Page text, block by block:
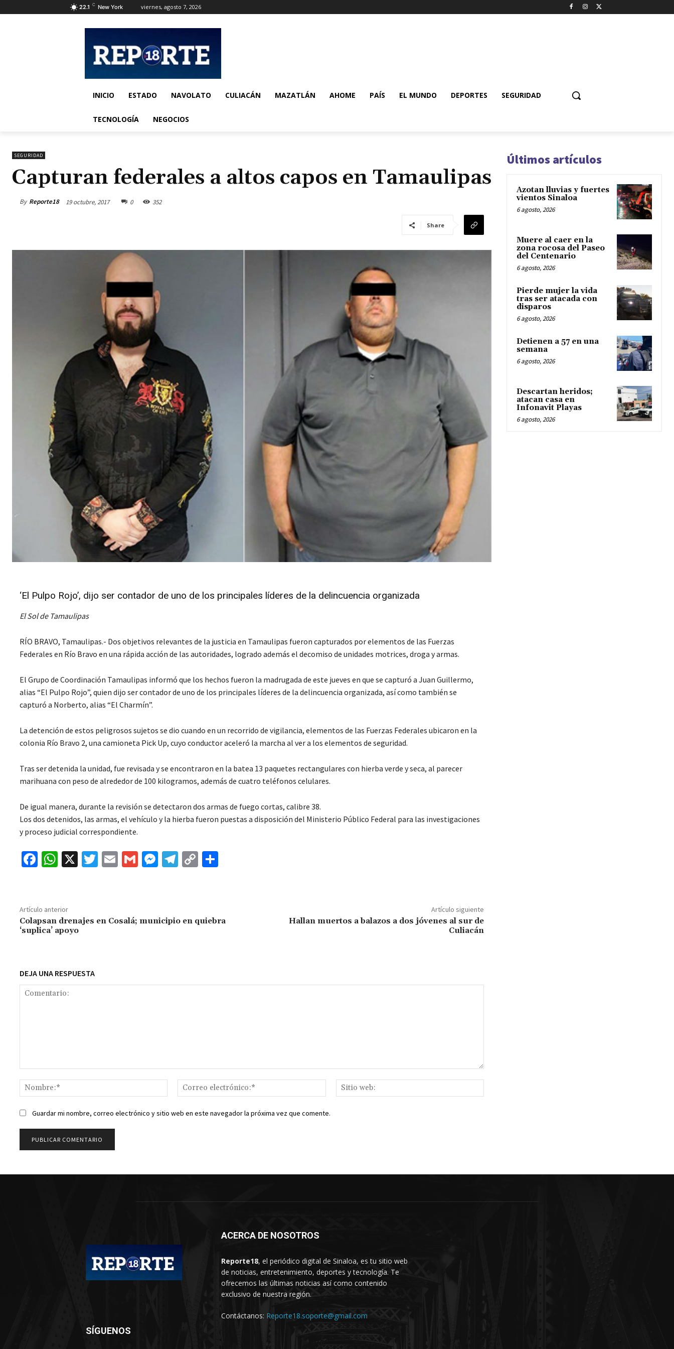
22.1 C New York viernes, agosto 7, 2026
INICIO ESTADO NAVOLATO CULIACÁN MAZATLÁN AHOME PAÍS EL MUNDO DEPORTES SEGURIDAD
TECNOLOGÍA NEGOCIOS
SEGURIDAD
Capturan federales a altos capos en Tamaulipas
By Reporte18 19 octubre, 2017 0 352
Share
‘El Pulpo Rojo’, dijo ser contador de uno de los principales líderes de la delincuencia organizada
El Sol de Tamaulipas
RÍO BRAVO, Tamaulipas.- Dos objetivos relevantes de la justicia en Tamaulipas fueron capturados por elementos de las Fuerzas
Federales en Río Bravo en una rápida acción de las autoridades, logrado además el decomiso de unidades motrices, droga y armas.
El Grupo de Coordinación Tamaulipas informó que los hechos fueron la madrugada de este jueves en que se capturó a Juan Guillermo,
alias “El Pulpo Rojo”, quien dijo ser contador de uno de los principales líderes de la delincuencia organizada, así como también se
capturó a Norberto, alias “El Charmín”.
La detención de estos peligrosos sujetos se dio cuando en un recorrido de vigilancia, elementos de las Fuerzas Federales ubicaron en la
colonia Río Bravo 2, una camioneta Pick Up, cuyo conductor aceleró la marcha al ver a los elementos de seguridad.
Tras ser detenida la unidad, fue revisada y se encontraron en la batea 13 paquetes rectangulares con hierba verde y seca, al parecer
marihuana con peso de alrededor de 100 kilogramos, además de cuatro teléfonos celulares.
De igual manera, durante la revisión se detectaron dos armas de fuego cortas, calibre 38.
Los dos detenidos, las armas, el vehículo y la hierba fueron puestas a disposición del Ministerio Público Federal para las investigaciones
y proceso judicial correspondiente.
Fa
o
o
k
W
sA
p
p
X
T
E
G
M
ge
Te
m
C
Li ar
Artículo anterior
Colapsan drenajes en Cosalá; municipio en quiebra
‘suplica’ apoyo
Artículo siguiente
Hallan muertos a balazos a dos jóvenes al sur de
Culiacán
DEJA UNA RESPUESTA
Nombre:*
Correo
electrónico:*
web:
Guardar mi nombre, correo electrónico y sitio web en este navegador la próxima vez que comente.
Últimos artículos
Azotan lluvias y fuertes
vientos Sinaloa
6 agosto, 2026
Muere al caer en la
zona rocosa del Paseo
del Centenario
6 agosto, 2026
Pierde mujer la vida
tras ser atacada con
disparos
6 agosto, 2026
Detienen a 57 en una
semana
6 agosto, 2026
Descartan heridos;
atacan casa en
Infonavit Playas
6 agosto, 2026
ACERCA DE NOSOTROS
Reporte18, el periódico digital de Sinaloa, es tu sitio web
de noticias, entretenimiento, deportes y tecnología. Te
ofrecemos las últimas noticias así como contenido
exclusivo de nuestra región.
Contáctanos: Reporte18.soporte@gmail.com
SÍGUENOS